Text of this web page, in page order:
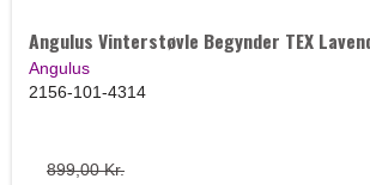
Angulus Vinterstøvle Begynder TEX
Angulus
2156-101-4314
899,00 Kr.